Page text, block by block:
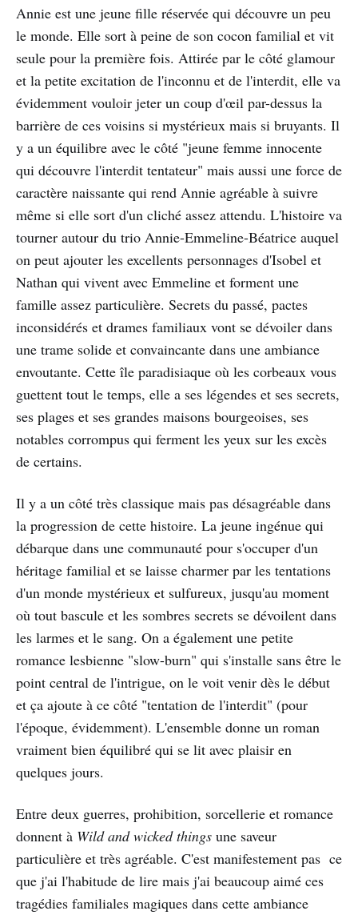
Annie est une jeune fille réservée qui découvre un peu
le monde. Elle sort à peine de son cocon familial et vit
seule pour la première fois. Attirée par le côté glamour
et la petite excitation de l'inconnu et de l'interdit, elle va
évidemment vouloir jeter un coup d'œil par-dessus la
barrière de ces voisins si mystérieux mais si bruyants. Il
y a un équilibre avec le côté "jeune femme innocente
qui découvre l'interdit tentateur" mais aussi une force de
caractère naissante qui rend Annie agréable à suivre
même si elle sort d'un cliché assez attendu. L'histoire va
tourner autour du trio Annie-Emmeline-Béatrice auquel
on peut ajouter les excellents personnages d'Isobel et
Nathan qui vivent avec Emmeline et forment une
famille assez particulière. Secrets du passé, pactes
inconsidérés et drames familiaux vont se dévoiler dans
une trame solide et convaincante dans une ambiance
envoutante. Cette île paradisiaque où les corbeaux vous
guettent tout le temps, elle a ses légendes et ses secrets,
ses plages et ses grandes maisons bourgeoises, ses
notables corrompus qui ferment les yeux sur les excès
de certains.
Il y a un côté très classique mais pas désagréable dans
la progression de cette histoire. La jeune ingénue qui
débarque dans une communauté pour s'occuper d'un
héritage familial et se laisse charmer par les tentations
d'un monde mystérieux et sulfureux, jusqu'au moment
où tout bascule et les sombres secrets se dévoilent dans
les larmes et le sang. On a également une petite
romance lesbienne "slow-burn" qui s'installe sans être le
point central de l'intrigue, on le voit venir dès le début
et ça ajoute à ce côté "tentation de l'interdit" (pour
l'époque, évidemment). L'ensemble donne un roman
vraiment bien équilibré qui se lit avec plaisir en
quelques jours.
Entre deux guerres, prohibition, sorcellerie et romance
donnent à Wild and wicked things une saveur
particulière et très agréable. C'est manifestement pas ce
que j'ai l'habitude de lire mais j'ai beaucoup aimé ces
tragédies familiales magiques dans cette ambiance